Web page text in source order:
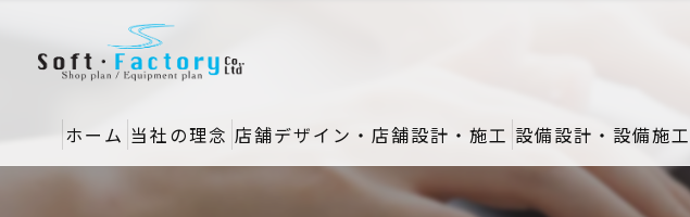
ホーム 当社の理念 店舗デザイン・店舗設計・施工 設備設計・設備施工